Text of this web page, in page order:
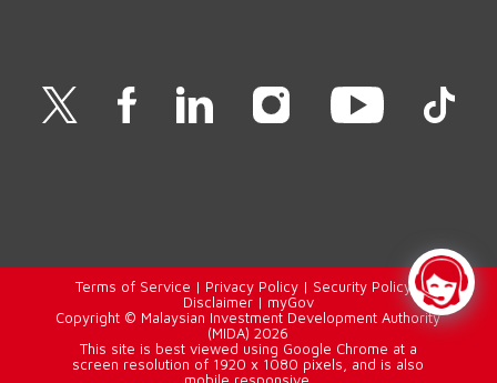
Terms of Service | Privacy Policy| Security Policy |
Disclaimer| myGov
Copyright © Malaysian Investment Development Authority
(MIDA) 2026
This site is best viewed using Google Chrome at a
screen resolution of 1920 x 1080 pixels, and is also
mobile responsive.